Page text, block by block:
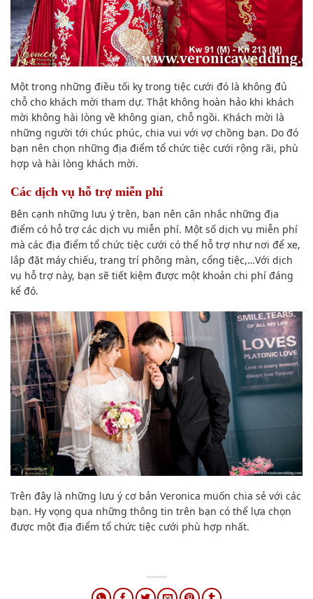
Một trong những điều tối kỵ trong tiệc cưới đó là không đủ
chỗ cho khách mời tham dự. Thật không hoàn hảo khi khách
mời không hài lòng về không gian, chỗ ngồi. Khách mời là
những người tới chúc phúc, chia vui với vợ chồng bạn. Do đó
bạn nên chọn những địa điểm tổ chức tiệc cưới rộng rãi, phù
hợp và hài lòng khách mời.
Các dịch vụ hỗ trợ miễn phí
Bên cạnh những lưu ý trên, bạn nên cân nhắc những địa
điểm có hỗ trợ các dịch vụ miễn phí. Một số dịch vụ miễn phí
mà các địa điểm tổ chức tiệc cưới có thể hỗ trợ như nơi để xe,
lắp đặt máy chiếu, trang trí phông màn, cổng tiệc,…Với dịch
vụ hỗ trợ này, bạn sẽ tiết kiệm được một khoản chi phí đáng
kể đó.
Trên đây là những lưu ý cơ bản Veronica muốn chia sẻ với các
bạn. Hy vọng qua những thông tin trên bạn có thể lựa chọn
được một địa điểm tổ chức tiệc cưới phù hợp nhất.